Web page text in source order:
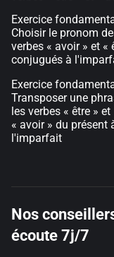
Exercice
Choisir le pronom
verbes « avoir » et «
conjugués à
Exercice
Transposer une
les verbes « être » et
« avoir » du présent
l'imparfait
Nos
écoute 7j/7